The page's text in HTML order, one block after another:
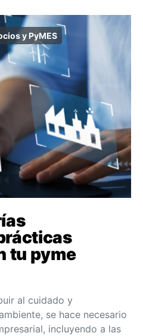
y PyMES
tu pyme
al cuidado y
se hace necesario
incluyendo a las